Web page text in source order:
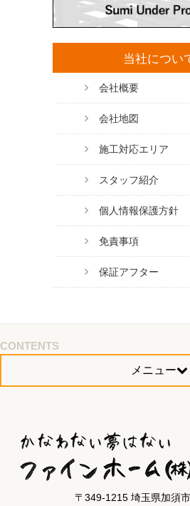
当社につい
会社概要
会社地図
施工対応エリア
スタッフ紹介
個人情報保護方針
免責事項
保証アフター
CONTENTS
メニュー
〒349-1215 埼玉県加須